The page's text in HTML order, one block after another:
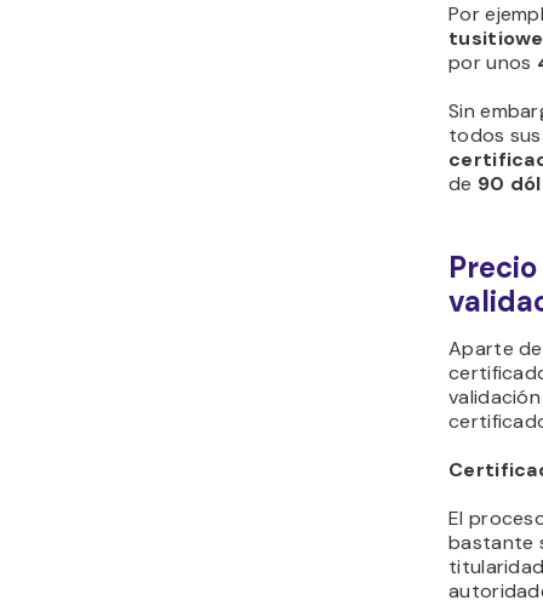
Por
por unos
Sin
todos
de 90
Aparte
El
bastante